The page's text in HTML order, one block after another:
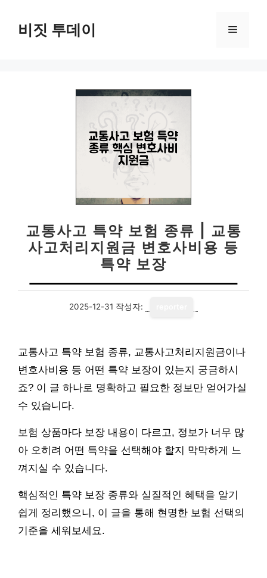
비짓 투데이 메
교통사고 특약 보험 종류 | 교통
사고처리지원금 변호사비용 등
특약 보장
2025-12-31 작성자:
교통사고 특약 보험 종류, 교통사고처리지원금이나
변호사비용 등 어떤 특약 보장이 있는지 궁금하시
죠? 이 글 하나로 명확하고 필요한 정보만 얻어가실
수 있습니다.
보험 상품마다 보장 내용이 다르고, 정보가 너무 많
아 오히려 어떤 특약을 선택해야 할지 막막하게 느
껴지실 수 있습니다.
핵심적인 특약 보장 종류와 실질적인 혜택을 알기
쉽게 정리했으니, 이 글을 통해 현명한 보험 선택의
기준을 세워보세요.